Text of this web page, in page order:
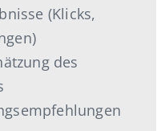
(Klicks,
des